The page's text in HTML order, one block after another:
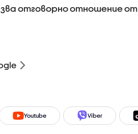
отговорно отношение от
Youtube Viber